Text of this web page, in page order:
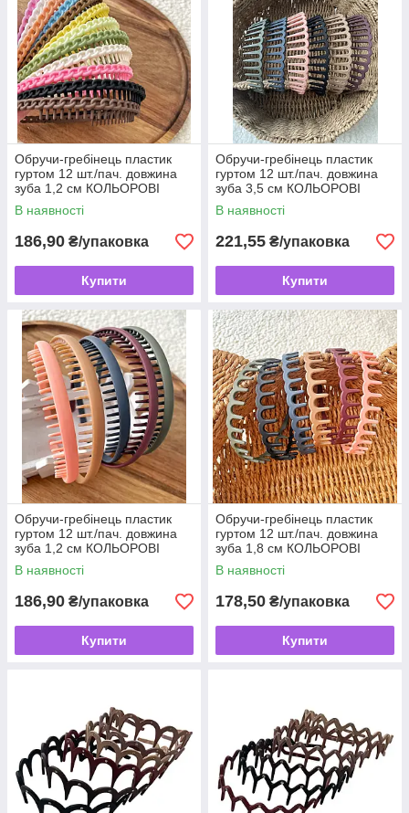
Обручи-гребінець пластик
гуртом 12 шт./пач. довжина
зуба 1,2 см КОЛЬОРОВІ
ЛАНЦЮГ
В наявності
186,90 ₴/упаковка
Купити
Обручи-гребінець пластик
гуртом 12 шт./пач. довжина
зуба 3,5 см КОЛЬОРОВІ
МАТОВІ
В наявності
221,55 ₴/упаковка
Купити
Обручи-гребінець пластик
гуртом 12 шт./пач. довжина
зуба 1,2 см КОЛЬОРОВІ
МАТОВІ
В наявності
186,90 ₴/упаковка
Купити
Обручи-гребінець пластик
гуртом 12 шт./пач. довжина
зуба 1,8 см КОЛЬОРОВІ
МАТОВІ
В наявності
178,50 ₴/упаковка
Купити